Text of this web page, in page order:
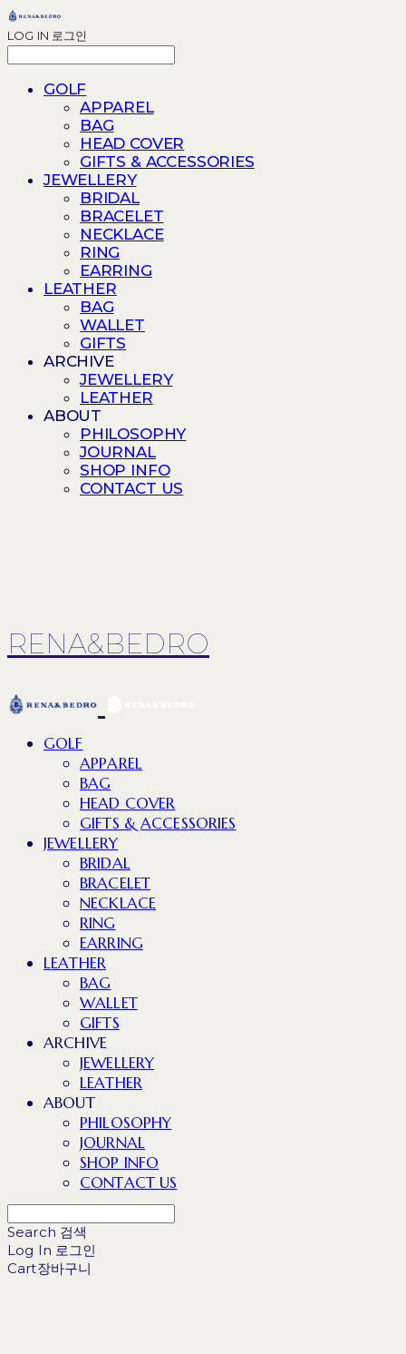
LOG IN 로그인
GOLF
APPAREL
BAG
HEAD COVER
GIFTS & ACCESSORIES
JEWELLERY
BRIDAL
BRACELET
NECKLACE
RING
EARRING
LEATHER
BAG
WALLET
GIFTS
ARCHIVE
JEWELLERY
LEATHER
ABOUT
PHILOSOPHY
JOURNAL
SHOP INFO
CONTACT US
RENA&BEDRO
GOLF
APPAREL
BAG
HEAD COVER
GIFTS & ACCESSORIES
JEWELLERY
BRIDAL
BRACELET
NECKLACE
RING
EARRING
LEATHER
BAG
WALLET
GIFTS
ARCHIVE
JEWELLERY
LEATHER
ABOUT
PHILOSOPHY
JOURNAL
SHOP INFO
CONTACT US
Search 검색
Log In 로그인
Cart장바구니